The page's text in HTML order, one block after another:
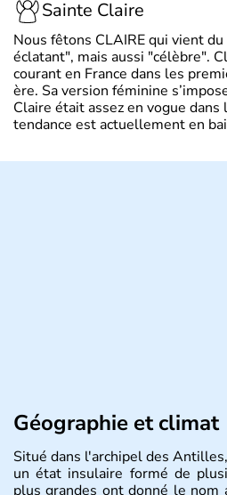
Sainte Claire
Nous fêtons CLAIRE qui vient
éclatant", mais aussi "célèbre".
courant en France dans les
ère. Sa version féminine
Claire était assez en vogue dans
tendance est actuellement en
Géographie et climat
Situé dans l'archipel des
un état insulaire formé de
plus grandes ont donné le nom